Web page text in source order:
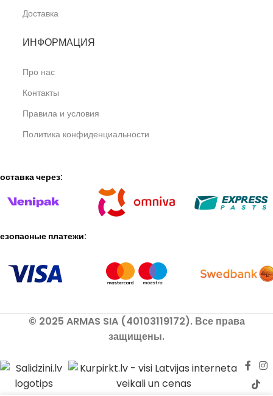
Доставка
ИНФОРМАЦИЯ
Про нас
Контакты
Правила и условия
Политика конфиденциальности
через:
платежи:
© 2025 ARMAS SIA (40103119172). Все права
защищены.